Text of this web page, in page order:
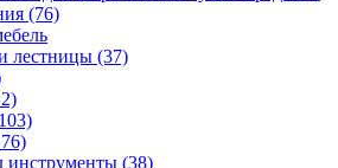
(76)
лестницы (37)
(38)